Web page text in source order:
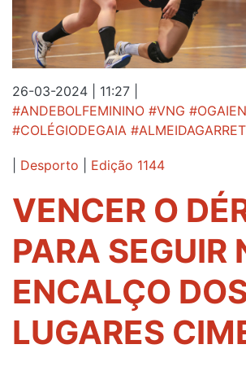
26-03-2024 | 11:27
#ANDEBOLFEMININO #VNG
#COLÉGIODEGAIA
Desporto Edição 1144
VENCER O
PARA SEGUIR
ENCALÇO
LUGARES